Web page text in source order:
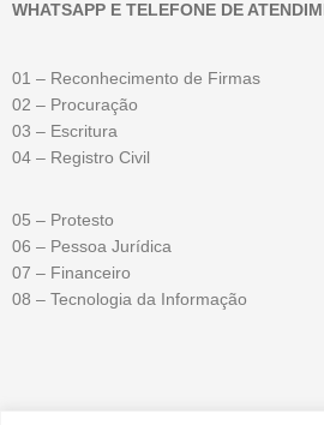
WHATSAPP E TELEFONE DE
01 – Reconhecimento de Firmas
02 – Procuração
03 – Escritura
04 – Registro Civil
05 – Protesto
06 – Pessoa Jurídica
07 – Financeiro
08 – Tecnologia da Informação